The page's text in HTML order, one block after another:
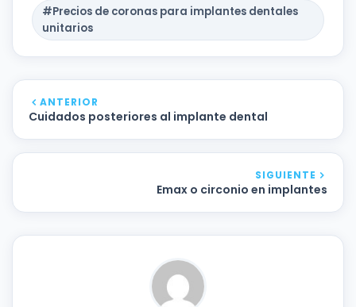
#Precios de coronas para implantes dentales
unitarios
ANTERIOR
Cuidados posteriores al implante dental
SIGUIENTE
Emax o circonio en implantes